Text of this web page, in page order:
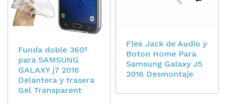
Funda doble 360º
para SAMSUNG
GALAXY j7 2016
Delantera y trasera
Gel Transparent
Flex Jack de Audio y
Boton Home Para
Samsung Galaxy J5
2016 Desmontaje